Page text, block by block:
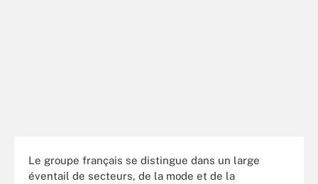
Le groupe français se distingue dans un large
éventail de secteurs, de la mode et de la